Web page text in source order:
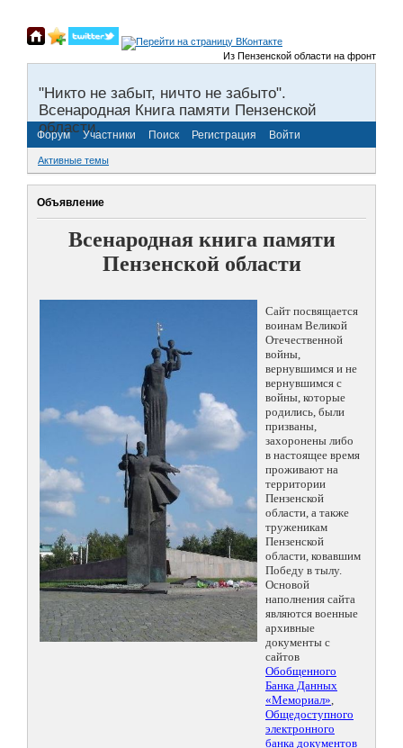
Из Пензенской области на фронты
"Никто не забыт, ничто не забыто".
Всенародная Книга памяти Пензенской
области.
Форум Участники Поиск Регистрация Войти
Активные темы
Объявление
Всенародная книга памяти
Пензенской области
Сайт посвящается
воинам Великой
Отечественной
войны,
вернувшимся и не
вернувшимся с
войны, которые
родились, были
призваны,
захоронены либо
в настоящее время
проживают на
территории
Пензенской
области, а также
труженикам
Пензенской
области, ковавшим
Победу в тылу.
Основой
наполнения сайта
являются военные
архивные
документы с
сайтов
Обобщенного
Банка Данных
«Мемориал»,
Общедоступного
электронного
банка документов